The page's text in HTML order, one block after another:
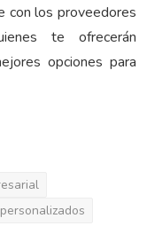
con los proveedores
te ofrecerán
opciones para